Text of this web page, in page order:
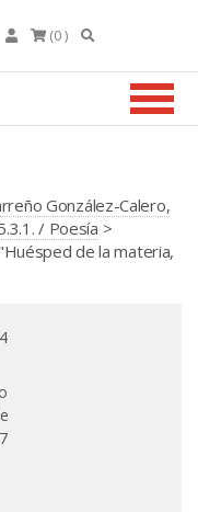
(0 )
González-Calero,
/ Poesía >
de la materia,